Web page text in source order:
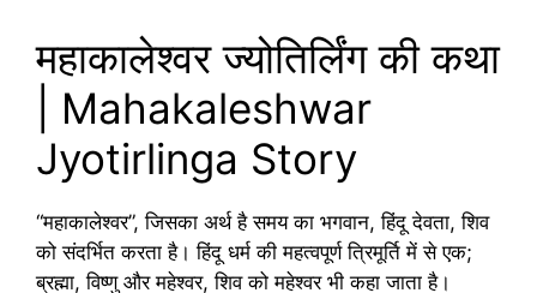
महाकालेश्वर ज्योतिर्लिंग की कथा
| Mahakaleshwar
Jyotirlinga Story
“महाकालेश्वर”, जिसका अर्थ है समय का भगवान, हिंदू देवता, शिव
को संदर्भित करता है। हिंदू धर्म की महत्वपूर्ण त्रिमूर्ति में से एक;
ब्रह्मा, विष्णु और महेश्वर, शिव को महेश्वर भी कहा जाता है।